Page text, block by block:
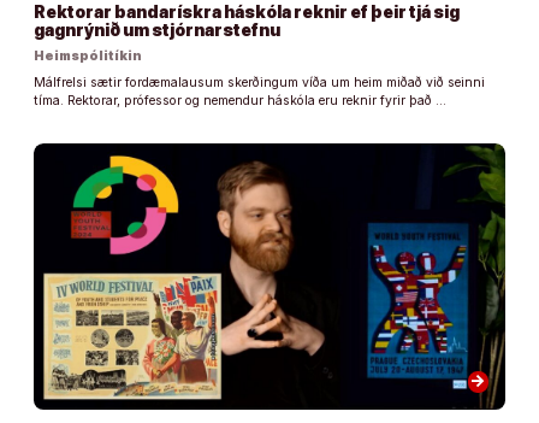
Rektorar bandarískra háskóla reknir ef þeir tjá sig
gagnrýnið um stjórnarstefnu
Heimspólitíkin
Málfrelsi sætir fordæmalausum skerðingum víða um heim miðað við seinni
tíma. Rektorar, prófessor og nemendur háskóla eru reknir fyrir það …
arrow_forward